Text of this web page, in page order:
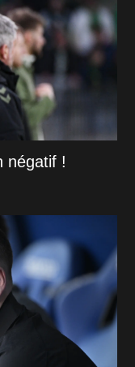
négatif !